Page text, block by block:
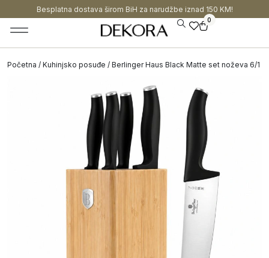
Besplatna dostava širom BiH za narudžbe iznad 150 KM!
0
Početna / Kuhinjsko posuđe / Berlinger Haus Black Matte set noževa 6/1